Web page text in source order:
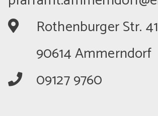
	Rothenburger Str. 41
	90614 Ammerndorf
	09127 9760